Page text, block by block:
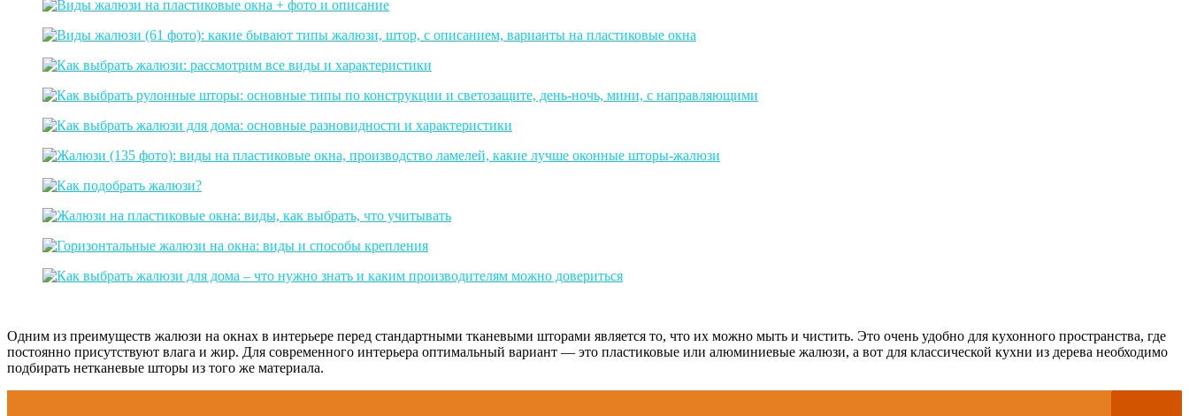
Одним из преимуществ жалюзи на окнах в интерьере перед стандартными тканевыми шторами является то, что их можно мыть и чистить. Это очень удобно для кухонного пространства, где
постоянно присутствуют влага и жир. Для современного интерьера оптимальный вариант — это пластиковые или алюминиевые жалюзи, а вот для классической кухни из дерева необходимо
подбирать нетканевые шторы из того же материала.